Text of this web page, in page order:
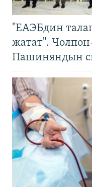
"ЕАЭБдин
жатат".
Пашиняндын